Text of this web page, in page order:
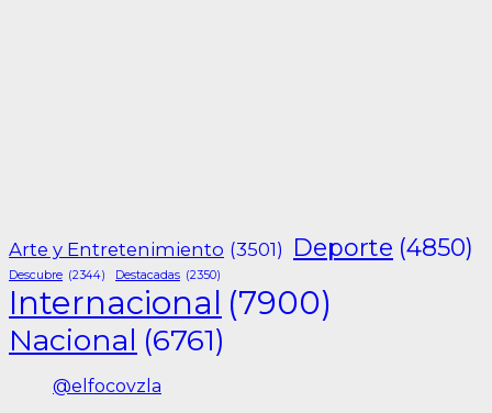
Arte y Entretenimiento (3501) Deporte (4850)
Descubre (2344) Destacadas (2350)
Internacional (7900)
Nacional (6761)
@elfocovzla